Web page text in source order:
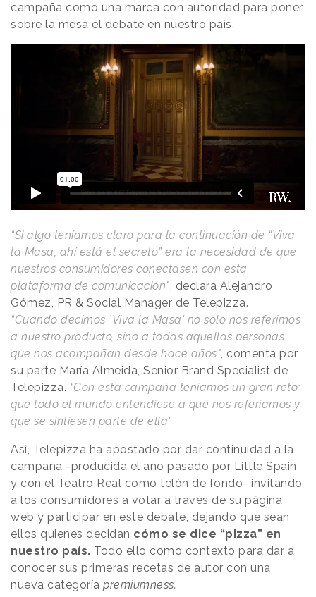
campaña como una marca con autoridad para poner
sobre la mesa el debate en nuestro país.
“Si algo teníamos claro para la continuación de “Viva
la Masa, ahí está el secreto” era la necesidad de que
nuestros consumidores conectasen con esta
plataforma de comunicación", declara Alejandro
Gómez, PR & Social Manager de Telepizza.
“Cuando decimos `Viva la Masa' no sólo nos referimos
a nuestro producto, sino a todas aquellas personas
que nos acompañan desde hace años", comenta por
su parte María Almeida, Senior Brand Specialist de
Telepizza. “Con esta campaña teníamos un gran reto:
que todo el mundo entendiese a qué nos referíamos y
que se sintiesen parte de ella”.
Así, Telepizza ha apostado por dar continuidad a la
campaña -producida el año pasado por Little Spain
y con el Teatro Real como telón de fondo- invitando
a los consumidores a votar a través de su página
web y participar en este debate, dejando que sean
ellos quienes decidan cómo se dice “pizza” en
nuestro país. Todo ello como contexto para dar a
conocer sus primeras recetas de autor con una
nueva categoría premiumness.